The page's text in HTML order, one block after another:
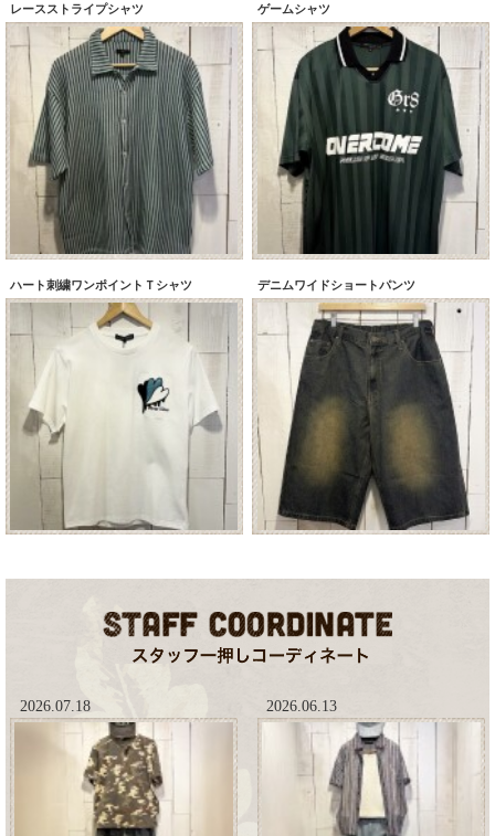
レースストライプシャツ ゲームシャツ
ハート刺繍ワンポイントＴシャツ デニムワイドショートパンツ
2026.07.18 2026.06.13